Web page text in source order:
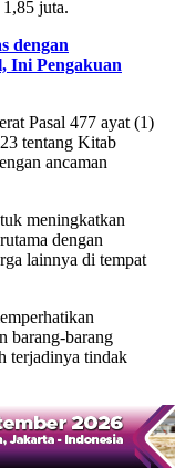
juta.
dengan
Ini Pengakuan
Pasal 477 ayat (1)
tentang Kitab
ancaman
meningkatkan
dengan
lainnya di tempat
barang-barang
terjadinya tindak